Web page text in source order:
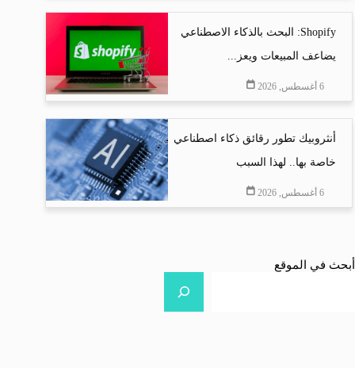
Shopify: البحث بالذكاء الاصطناعي
يضاعف المبيعات ويعز...
6 أغسطس, 2026
أنثروبيك تطور رقائق ذكاء اصطناعي
خاصة بها.. لهذا السبب
6 أغسطس, 2026
أبحث في الموقع